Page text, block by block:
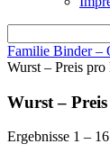
nach:
Familie Binder –
Wurst – Preis
Wurst –
Ergebnisse 1 –